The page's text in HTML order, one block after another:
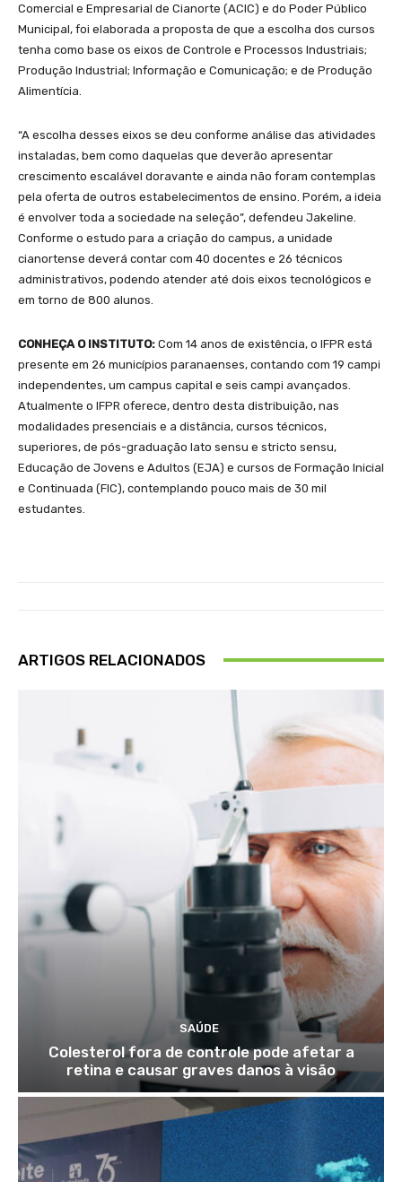
Comercial e Empresarial de Cianorte (ACIC) e do Poder Público
Municipal, foi elaborada a proposta de que a escolha dos cursos
tenha como base os eixos de Controle e Processos Industriais;
Produção Industrial; Informação e Comunicação; e de Produção
Alimentícia.
“A escolha desses eixos se deu conforme análise das atividades
instaladas, bem como daquelas que deverão apresentar
crescimento escalável doravante e ainda não foram contemplas
pela oferta de outros estabelecimentos de ensino. Porém, a ideia
é envolver toda a sociedade na seleção”, defendeu Jakeline.
Conforme o estudo para a criação do campus, a unidade
cianortense deverá contar com 40 docentes e 26 técnicos
administrativos, podendo atender até dois eixos tecnológicos e
em torno de 800 alunos.
CONHEÇA O INSTITUTO: Com 14 anos de existência, o IFPR está
presente em 26 municípios paranaenses, contando com 19 campi
independentes, um campus capital e seis campi avançados.
Atualmente o IFPR oferece, dentro desta distribuição, nas
modalidades presenciais e a distância, cursos técnicos,
superiores, de pós-graduação lato sensu e stricto sensu,
Educação de Jovens e Adultos (EJA) e cursos de Formação Inicial
e Continuada (FIC), contemplando pouco mais de 30 mil
estudantes.
ARTIGOS RELACIONADOS
SAÚDE
Colesterol fora de controle pode afetar a
retina e causar graves danos à visão